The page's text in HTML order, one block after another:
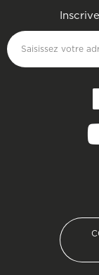
Saisissez votre